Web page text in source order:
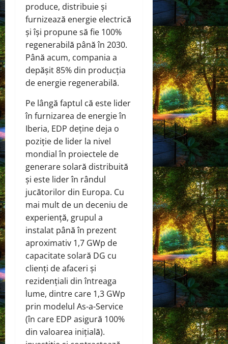
produce, distribuie și
furnizează energie electrică
și își propune să fie 100%
regenerabilă până în 2030.
Până acum, compania a
depășit 85% din producția
de energie regenerabilă.
Pe lângă faptul că este lider
în furnizarea de energie în
Iberia, EDP deține deja o
poziție de lider la nivel
mondial în proiectele de
generare solară distribuită
și este lider în rândul
jucătorilor din Europa. Cu
mai mult de un deceniu de
experiență, grupul a
instalat până în prezent
aproximativ 1,7 GWp de
capacitate solară DG cu
clienți de afaceri și
rezidențiali din întreaga
lume, dintre care 1,3 GWp
prin modelul As-a-Service
(în care EDP asigură 100%
din valoarea inițială).